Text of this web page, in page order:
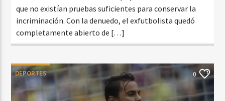
que no existían pruebas suficientes para conservar la
incriminación. Con la denuedo, el exfutbolista quedó
completamente abierto de […]
DEPORTES 0